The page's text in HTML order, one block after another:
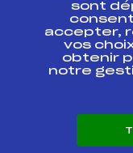
Antidopage
Pôle
Scientifique
Listes
Pôle vie de
Carrières
sont
accepter,
vos
obtenir
notre